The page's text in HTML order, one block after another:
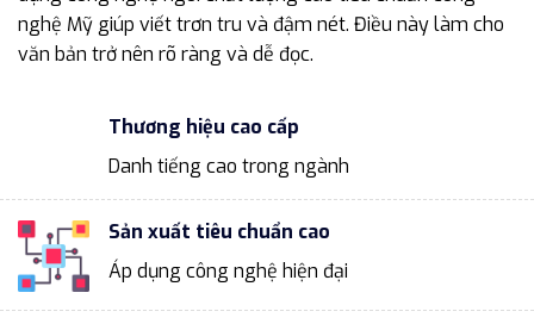
nghệ Mỹ giúp viết trơn tru và đậm nét. Điều này làm cho
văn bản trở nên rõ ràng và dễ đọc.
Thương hiệu cao cấp
Danh tiếng cao trong ngành
Sản xuất tiêu chuẩn cao
Áp dụng công nghệ hiện đại